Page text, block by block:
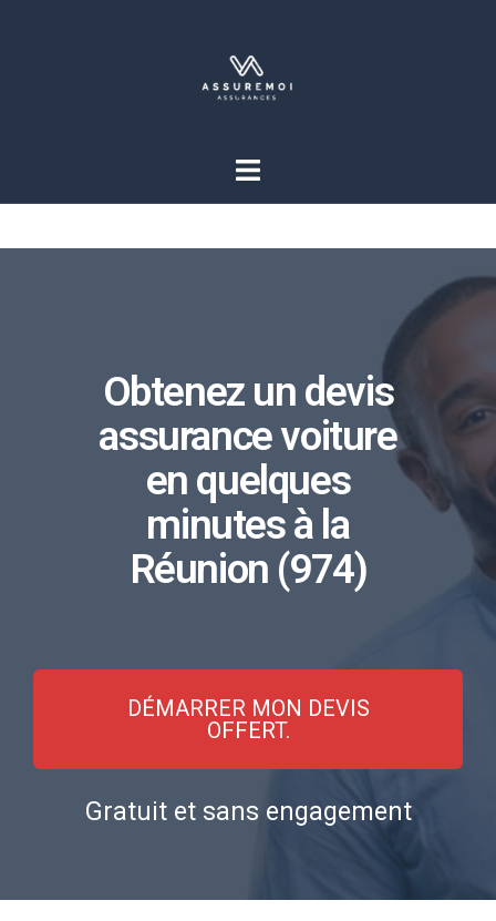
Obtenez un devis
assurance voiture
en quelques
minutes à la
Réunion (974)
DÉMARRER MON DEVIS
OFFERT.
Gratuit et sans engagement